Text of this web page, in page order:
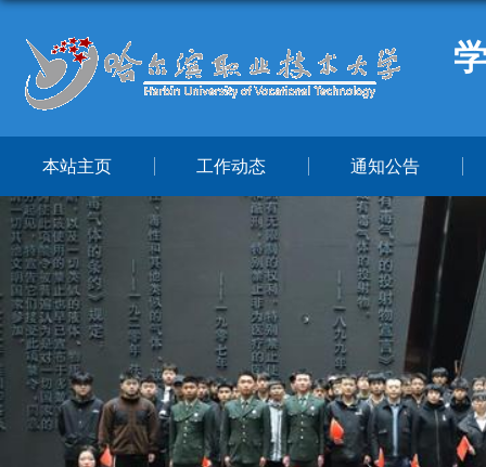
本站主页 工作动态 通知公告